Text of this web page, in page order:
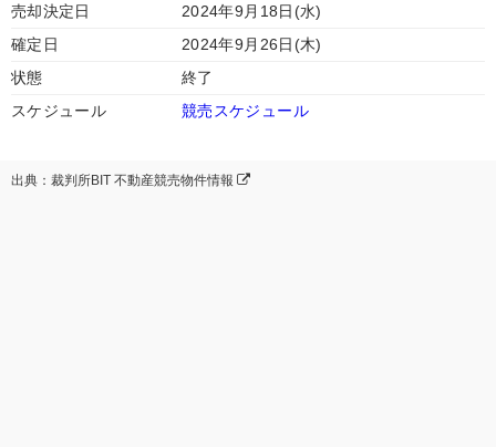
売却決定日
2024年9月18日(水)
確定日
2024年9月26日(木)
状態
終了
スケジュール
競売スケジュール
出典：裁判所BIT 不動産競売物件情報